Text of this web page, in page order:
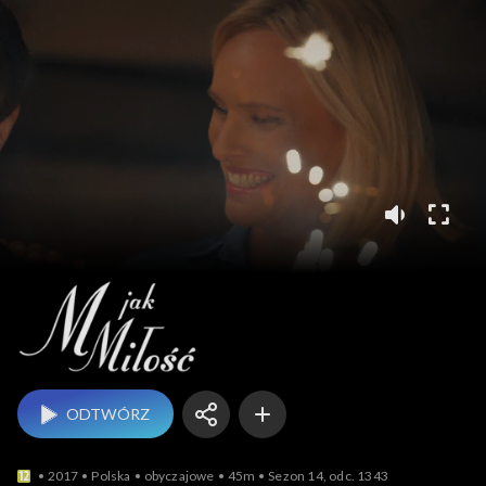
M jak miłość
ODTWÓRZ
2017 Polska obyczajowe 45m Sezon 14, odc. 1343